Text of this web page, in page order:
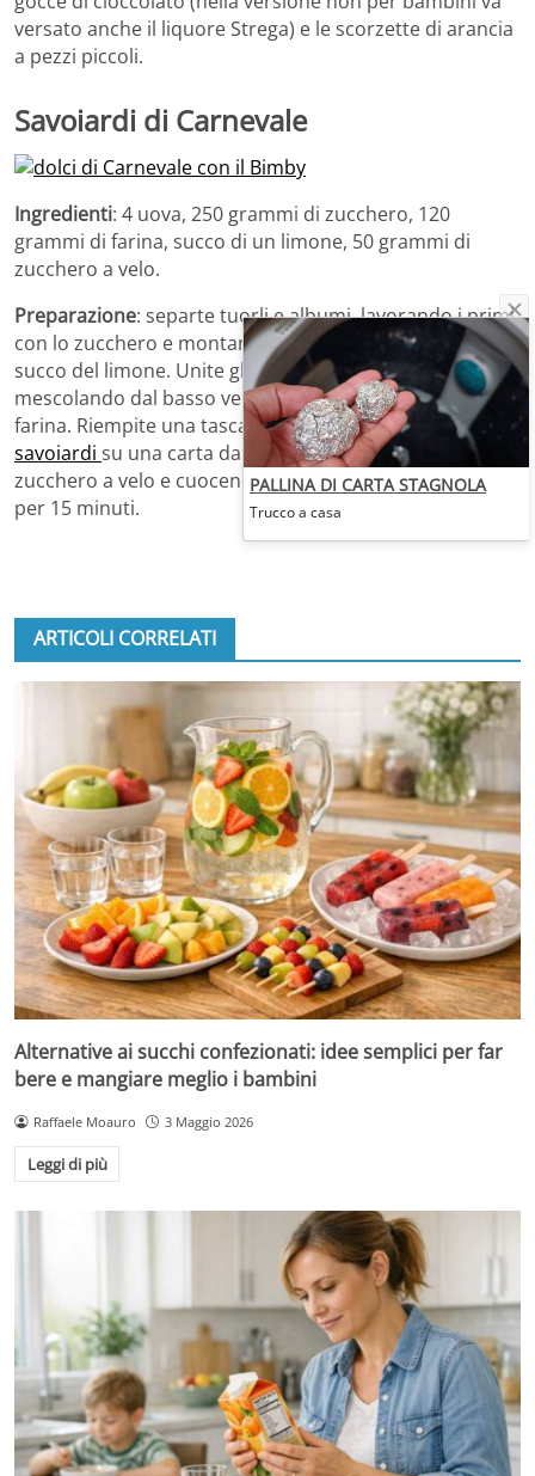
versato anche il liquore Strega) e le scorzette di arancia
a pezzi piccoli.
Savoiardi di Carnevale
Ingredienti: 4 uova, 250 grammi di zucchero, 120
grammi di farina, succo di un limone, 50 grammi di
zucchero a velo.
Preparazione: separte tuorli e albumi, lavorando i primi
con lo zucchero e montando a neve i secondi con il
succo del limone. Unite gli albumi alla crema di tuorli,
mescolando dal basso verso l’alto. Aggiungete piano la
farina. Riempite una tasca da pasticcere e versate i
savoiardi su una carta da forno, spolverizzandoli di
zucchero a velo e cuocendoli in forno caldo a 180 gradi
per 15 minuti.
ARTICOLI CORRELATI
Alternative ai succhi confezionati: idee semplici per far
bere e mangiare meglio i bambini
Raffaele Moauro 3 Maggio 2026
Leggi di più
PALLINA DI CARTA STAGNOLA
Trucco a casa